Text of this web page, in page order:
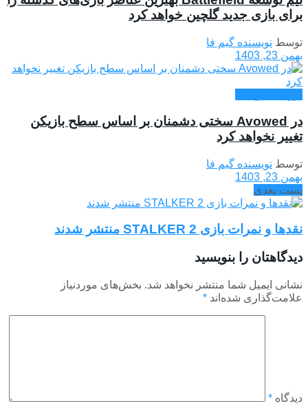
برای بازی جدید گلچین خواهد کرد
توسط نویسنده گیم فا
بهمن 23, 1403
در Avowed سختی دشمنان بر اساس سطح بازیکن
تغییر نخواهد کرد
توسط نویسنده گیم فا
بهمن 23, 1403
پست بعدی
نقدها و نمرات بازی STALKER 2 منتشر شدند
دیدگاهتان را بنویسید
نشانی ایمیل شما منتشر نخواهد شد. بخش‌های موردنیاز
علامت‌گذاری شده‌اند *
دیدگاه *